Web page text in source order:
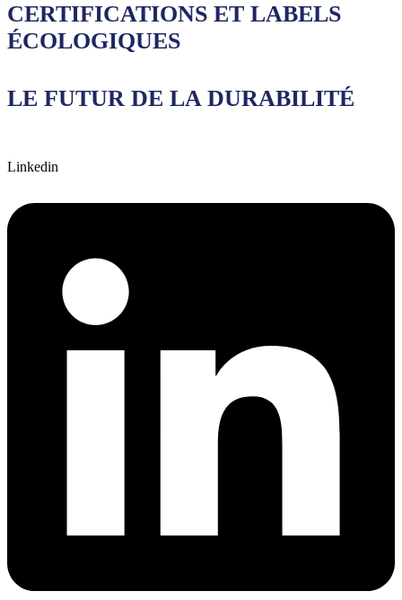
CERTIFICATIONS ET LABELS
ÉCOLOGIQUES
LE FUTUR DE LA DURABILITÉ
Linkedin